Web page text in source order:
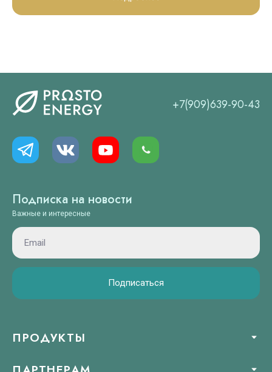
+7(909)639-90-43
Подписка на новости
Важные и интересные
Подписаться
ПРОДУКТЫ